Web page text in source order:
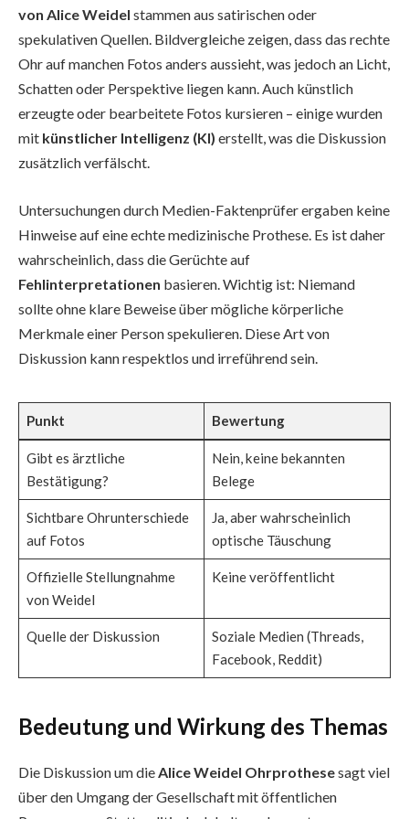
von Alice Weidel stammen aus satirischen oder
spekulativen Quellen. Bildvergleiche zeigen, dass das rechte
Ohr auf manchen Fotos anders aussieht, was jedoch an Licht,
Schatten oder Perspektive liegen kann. Auch künstlich
erzeugte oder bearbeitete Fotos kursieren – einige wurden
mit künstlicher Intelligenz (KI) erstellt, was die Diskussion
zusätzlich verfälscht.
Untersuchungen durch Medien-Faktenprüfer ergaben keine
Hinweise auf eine echte medizinische Prothese. Es ist daher
wahrscheinlich, dass die Gerüchte auf
Fehlinterpretationen basieren. Wichtig ist: Niemand
sollte ohne klare Beweise über mögliche körperliche
Merkmale einer Person spekulieren. Diese Art von
Diskussion kann respektlos und irreführend sein.
Punkt Bewertung
Gibt es ärztliche
Bestätigung?
Nein, keine bekannten
Belege
Sichtbare Ohrunterschiede
auf Fotos
Ja, aber wahrscheinlich
optische Täuschung
Offizielle Stellungnahme
von Weidel
Keine veröffentlicht
Quelle der Diskussion
Soziale Medien (Threads,
Facebook, Reddit)
Bedeutung und Wirkung des Themas
Die Diskussion um dieAlice Weidel Ohrprothesesagt viel
über den Umgang der Gesellschaft mit öffentlichen